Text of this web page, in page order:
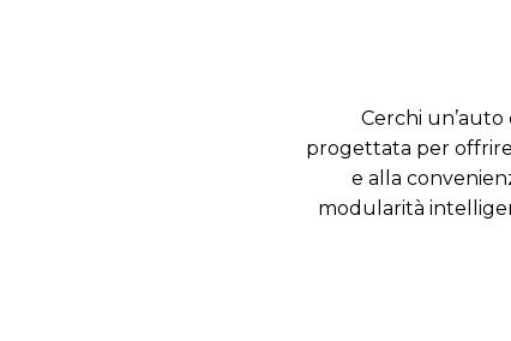
Cerchi
progettata per offrire
e alla
modularità